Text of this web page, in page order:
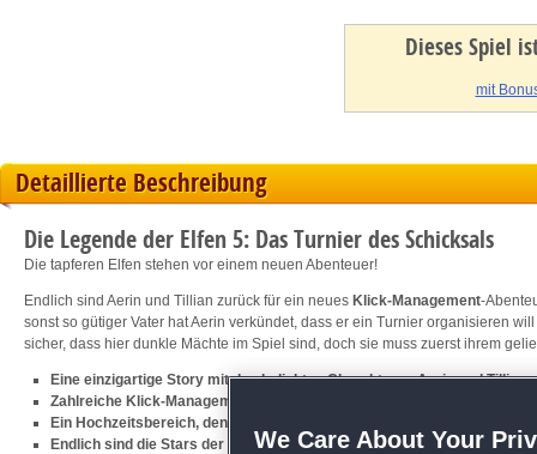
Dieses Spiel
mit
Detaillierte Beschreibung
Die Legende der Elfen 5: Das Turnier des Schicksals
Die tapferen Elfen stehen vor einem neuen Abenteuer!
Endlich sind Aerin und Tillian zurück für ein neues Klick-Management-
sonst so gütiger Vater hat Aerin verkündet, dass er ein Turnier organisieren
sicher, dass hier dunkle Mächte im Spiel sind, doch sie muss zuerst ihrem
Eine einzigartige Story mit den beliebten Charakteren Aerin und Tillian
Zahlreiche Klick-Management-Level voller Herausforderungen
Ein Hochzeitsbereich, den du ganz nach Belieben dekorieren kannst
Endlich sind die Stars der
Die Legende der Elfen-Serie zurück!
We Care About Your